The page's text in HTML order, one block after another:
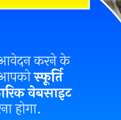
आवेदन करने के
स्फूर्ति
वेबसाइट
होगा.